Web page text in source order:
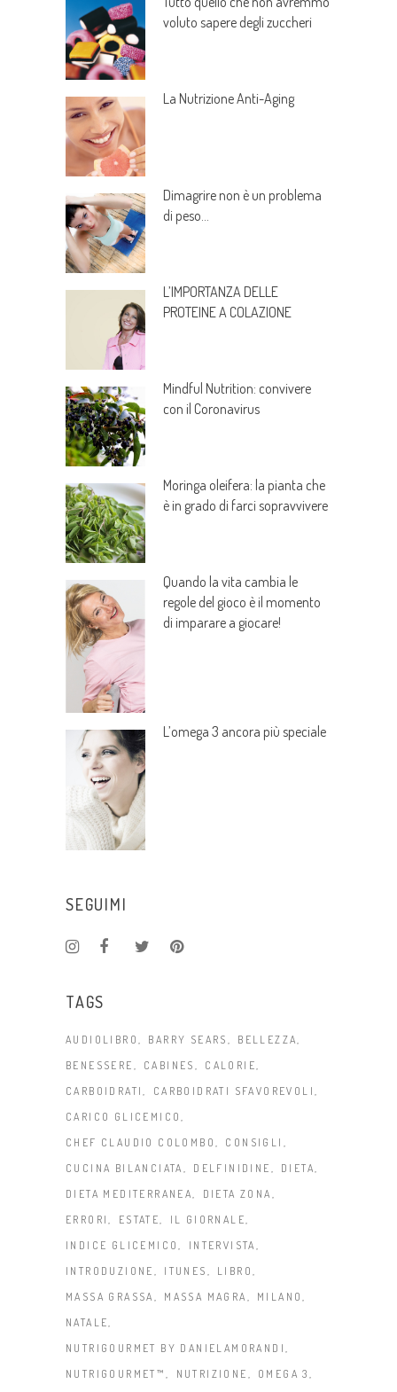
voluto sapere degli zuccheri
La Nutrizione Anti-Aging
Dimagrire non è un problema
di peso…
L’IMPORTANZA DELLE
PROTEINE A COLAZIONE
Mindful Nutrition: convivere
con il Coronavirus
Moringa oleifera: la pianta che
è in grado di farci sopravvivere
Quando la vita cambia le
regole del gioco è il momento
di imparare a giocare!
L’omega 3 ancora più speciale
SEGUIMI
TAGS
AUDIOLIBRO BARRY SEARS
BELLEZZA
BENESSERE
CABINES
CALORIE
CARBOIDRATI
CARBOIDRATI SFAVOREVOLI
CARICO GLICEMICO
CHEF CLAUDIO COLOMBO
CONSIGLI
CUCINA BILANCIATA
DELFINIDINE
DIETA
DIETA MEDITERRANEA
DIETA ZONA
ERRORI
ESTATE
IL GIORNALE
INDICE GLICEMICO
INTERVISTA
INTRODUZIONE
ITUNES
LIBRO
MASSA GRASSA
MASSA MAGRA
MILANO
NATALE
NUTRIGOURMET BY DANIELAMORANDI
NUTRIGOURMET™
NUTRIZIONE
OMEGA 3